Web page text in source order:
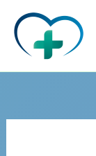
contenido